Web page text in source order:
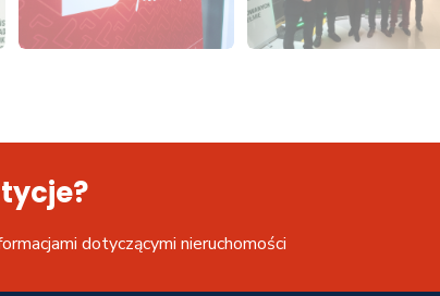
dotyczącymi nieruchomości